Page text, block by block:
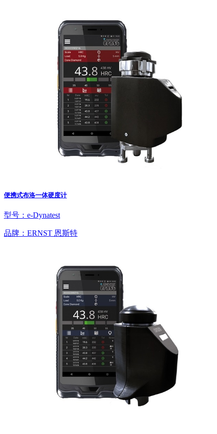
便携式布洛一体硬度计
型号：e-Dynatest
品牌：ERNST 恩斯特